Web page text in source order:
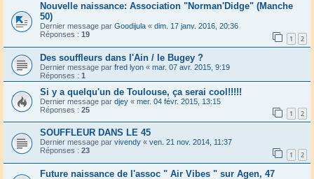
Nouvelle naissance: Association "Norman'Didge" (Manche
50)
Dernier message par Goodijula « dim. 17 janv. 2016, 20:36
Réponses : 19 1 2
Des souffleurs dans l'Ain / le Bugey ?
Dernier message par fred lyon « mar. 07 avr. 2015, 9:19
Réponses : 1
Si y a quelqu'un de Toulouse, ça serai cool!!!!!
Dernier message par djey « mer. 04 févr. 2015, 13:15
Réponses : 25 1 2
SOUFFLEUR DANS LE 45
Dernier message par vivendy « ven. 21 nov. 2014, 11:37
Réponses : 23 1 2
Future naissance de l'assoc " Air Vibes " sur Agen, 47